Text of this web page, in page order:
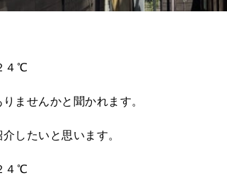
４℃
ませんかと聞かれます。
したいと思います。
４℃